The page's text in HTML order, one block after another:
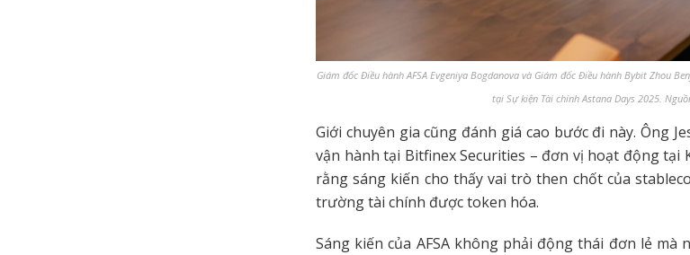
Giám đốc Điều hành AFSA Evgeniya Bogdanova và Giám đốc Điều hành Bybit Zhou
tại Sự kiện Tài chính Astana Days 2025.
Giới chuyên gia cũng đánh giá cao bước đi này. Ông
vận hành tại Bitfinex Securities – đơn vị hoạt động tại
rằng sáng kiến cho thấy vai trò then chốt của
trường tài chính được token hóa.
Sáng kiến của AFSA không phải động thái đơn lẻ